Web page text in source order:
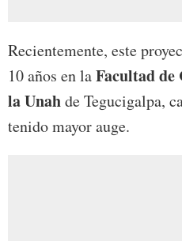
Recientemente, este
10 años en laFacultad de
la Unahde Tegucigalpa,
tenido mayor auge.